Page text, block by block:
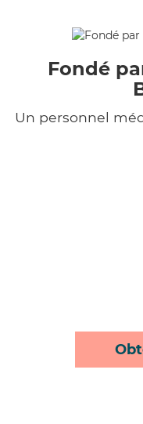
Fondé
Un personnel